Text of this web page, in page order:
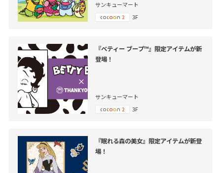
サンキューマート
3F
『ベティー ブープ™』限定アイテムが新
登場！
サンキューマート
3F
『眠れる森の美女』限定アイテムが新登
場！